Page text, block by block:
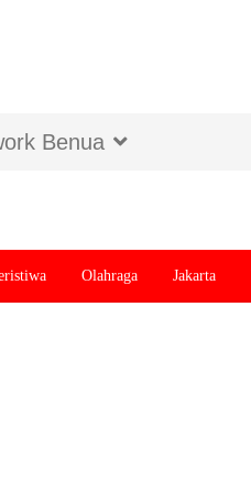
Benua
Olahraga Jakarta